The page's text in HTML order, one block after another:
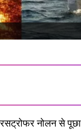
नोलन से